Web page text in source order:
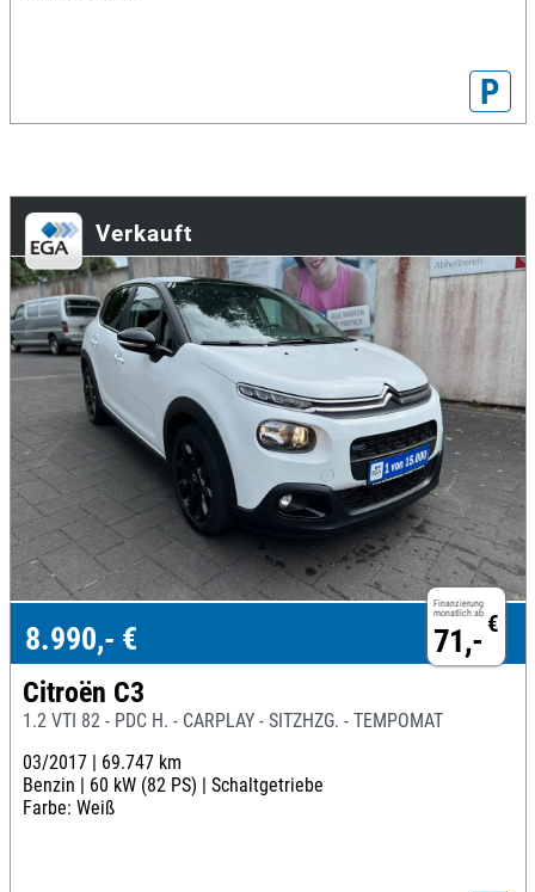
P
Verkauft
Finanzierung
monatlich ab €
71,-
8.990,- €
Citroën C3
1.2 VTI 82 - PDC H. - CARPLAY - SITZHZG. - TEMPOMAT
03/2017 | 69.747 km
Benzin | 60 kW (82 PS) | Schaltgetriebe
Farbe: Weiß